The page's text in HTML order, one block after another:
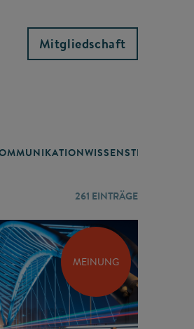
Mitgliedschaft
WISSENSTRANSFER
261 EINTRÄGE
MEINUNG